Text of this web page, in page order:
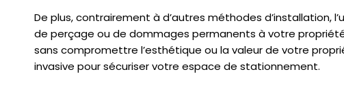
De plus, contrairement à d’autres méthodes d’installation,
de perçage ou de dommages permanents à votre
sans compromettre l’esthétique ou la valeur de votre
invasive pour sécuriser votre espace de stationnement.